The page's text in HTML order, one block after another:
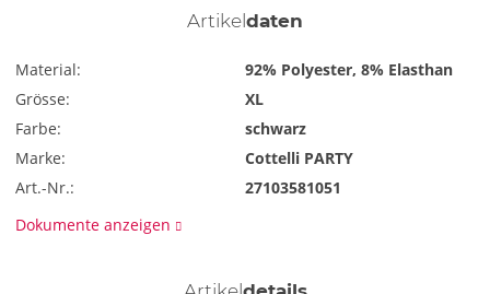
Artikeldaten
Material:
92% Polyester, 8% Elasthan
Grösse:
XL
Farbe:
schwarz
Marke:
Cottelli PARTY
Art.-Nr.:
27103581051
Dokumente anzeigen